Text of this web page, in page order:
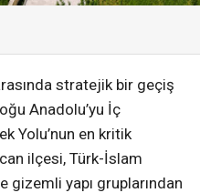
stratejik bir geçiş
Anadolu’yu İç
Yolu’nun en kritik
ilçesi, Türk-İslam
gizemli yapı gruplarından